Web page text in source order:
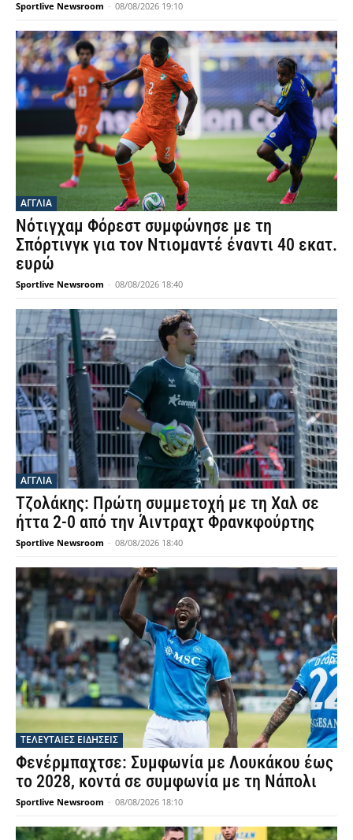
Sportlive Newsroom - 08/08/2026 19:10
ΑΓΓΛΙΑ
Νότιγχαμ Φόρεστ συμφώνησε με τη
Σπόρτινγκ για τον Ντιομαντέ έναντι 40 εκατ.
ευρώ
Sportlive Newsroom - 08/08/2026 18:40
ΑΓΓΛΙΑ
Τζολάκης: Πρώτη συμμετοχή με τη Χαλ σε
ήττα 2-0 από την Άιντραχτ Φρανκφούρτης
Sportlive Newsroom - 08/08/2026 18:40
ΤΕΛΕΥΤΑΙΕΣ ΕΙΔΗΣΕΙΣ
Φενέρμπαχτσε: Συμφωνία με Λουκάκου έως
το 2028, κοντά σε συμφωνία με τη Νάπολι
Sportlive Newsroom - 08/08/2026 18:10